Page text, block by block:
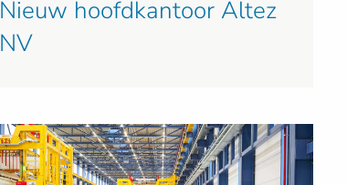
Nieuw hoofdkantoor Altez
NV